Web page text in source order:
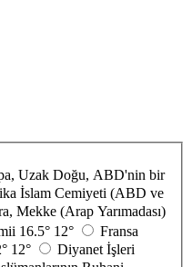
Uzak Doğu, ABD'nin bir
İslam Cemiyeti (ABD ve
Mekke (Arap Yarımadası)
16.5° 12°
Fransa
12°
Diyanet İşleri